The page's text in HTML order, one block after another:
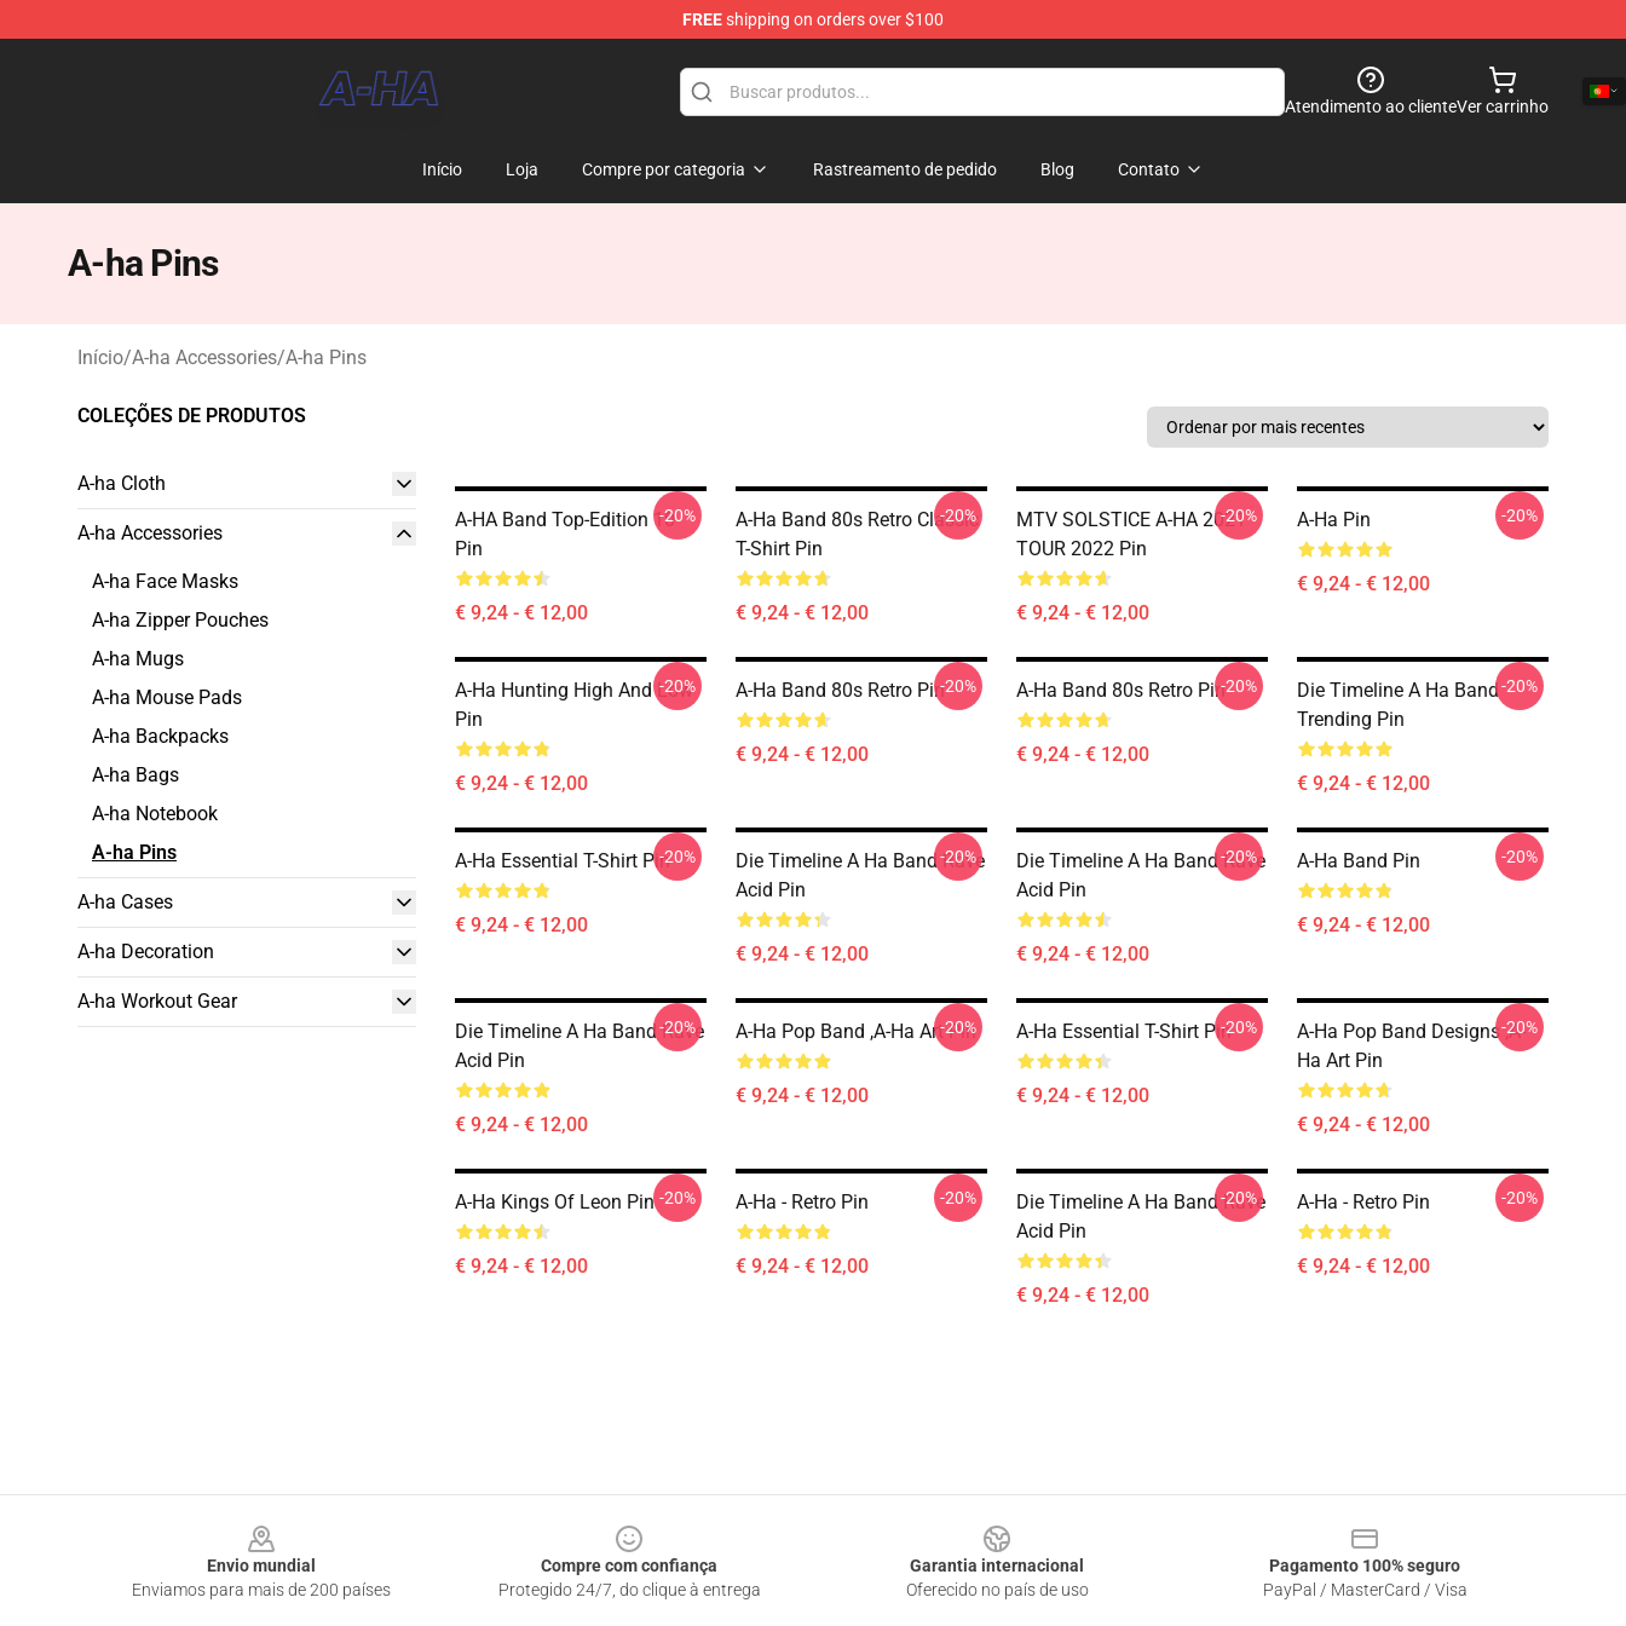
FREEshipping on orders over $100
Atendimento ao clienteVer carrinho
Início Loja Compre por categoria Rastreamento de pedido Blog Contato
A-ha Pins
Início/A-ha Accessories/A-ha Pins
COLEÇÕES DE PRODUTOS
A-ha Cloth
A-ha Accessories
A-ha Face Masks
A-ha Zipper Pouches
A-ha Mugs
A-ha Mouse Pads
A-ha Backpacks
A-ha Bags
A-ha Notebook
A-ha Pins
A-ha Cases
A-ha Decoration
A-ha Workout Gear
A-HA Band Top-Edition 10
Pin
€ 9,24 - € 12,00
-20%
A-Ha Band 80s Retro Classic
T-Shirt Pin
€ 9,24 - € 12,00
-20%
MTV SOLSTICE A-HA 2021
TOUR 2022 Pin
€ 9,24 - € 12,00
-20% A-Ha Pin
€ 9,24 - € 12,00
-20%
A-Ha Hunting High And Low
Pin
€ 9,24 - € 12,00
-20% A-Ha Band 80s Retro Pin
€ 9,24 - € 12,00
-20% A-Ha Band 80s Retro Pin
€ 9,24 - € 12,00
-20%
Die Timeline A Ha Band
Trending Pin
€ 9,24 - € 12,00
-20%
A-Ha Essential T-Shirt Pin
€ 9,24 - € 12,00
-20%
Die Timeline A Ha Band Rave
Acid Pin
€ 9,24 - € 12,00
-20%
Die Timeline A Ha Band Rave
Acid Pin
€ 9,24 - € 12,00
-20% A-Ha Band Pin
€ 9,24 - € 12,00
-20%
Die Timeline A Ha Band Rave
Acid Pin
€ 9,24 - € 12,00
-20% A-Ha Pop Band ,A-Ha Art Pin
€ 9,24 - € 12,00
-20% A-Ha Essential T-Shirt Pin
€ 9,24 - € 12,00
-20%
A-Ha Pop Band Designs ,A-
Ha Art Pin
€ 9,24 - € 12,00
-20%
A-Ha Kings Of Leon Pin
€ 9,24 - € 12,00
-20% A-Ha - Retro Pin
€ 9,24 - € 12,00
-20%
Die Timeline A Ha Band Rave
Acid Pin
€ 9,24 - € 12,00
-20% A-Ha - Retro Pin
€ 9,24 - € 12,00
-20%
Envio mundial
Enviamos para mais de 200 países
Compre com confiança
Protegido 24/7, do clique à entrega
Garantia internacional
Oferecido no país de uso
Pagamento 100% seguro
PayPal / MasterCard / Visa